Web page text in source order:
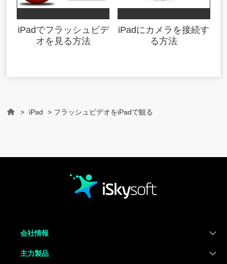
iPadでフラッシュビデ
オを見る方法
iPadにカメラを接続す
る方法
> iPad > フラッシュビデオをiPadで観る
会社情報
主力製品